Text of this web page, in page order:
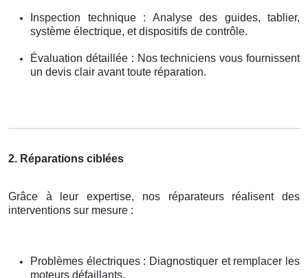
Inspection technique : Analyse des guides, tablier,
système électrique, et dispositifs de contrôle.
Évaluation détaillée : Nos techniciens vous fournissent
un devis clair avant toute réparation.
2. Réparations ciblées
Grâce à leur expertise, nos réparateurs réalisent des
interventions sur mesure :
Problèmes électriques : Diagnostiquer et remplacer les
moteurs défaillants.